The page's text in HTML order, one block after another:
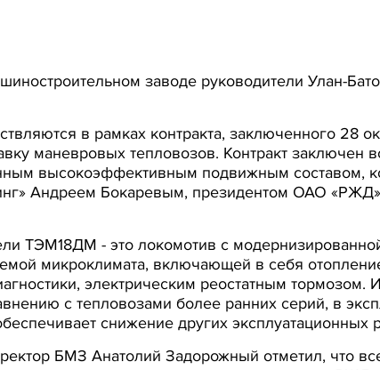
заводе руководители Улан-
в рамках контракта, заключенного 28
маневровых тепловозов. Контракт
высокоэффективным подвижным составом,
Андреем Бокаревым, президентом ОАО
ТЭМ18ДМ - это локомотив с
микроклимата, включающей в себя
электрическим реостатным
с тепловозами более ранних серий, в
снижение других эксплуатационных
БМЗ Анатолий Задорожный отметил, что